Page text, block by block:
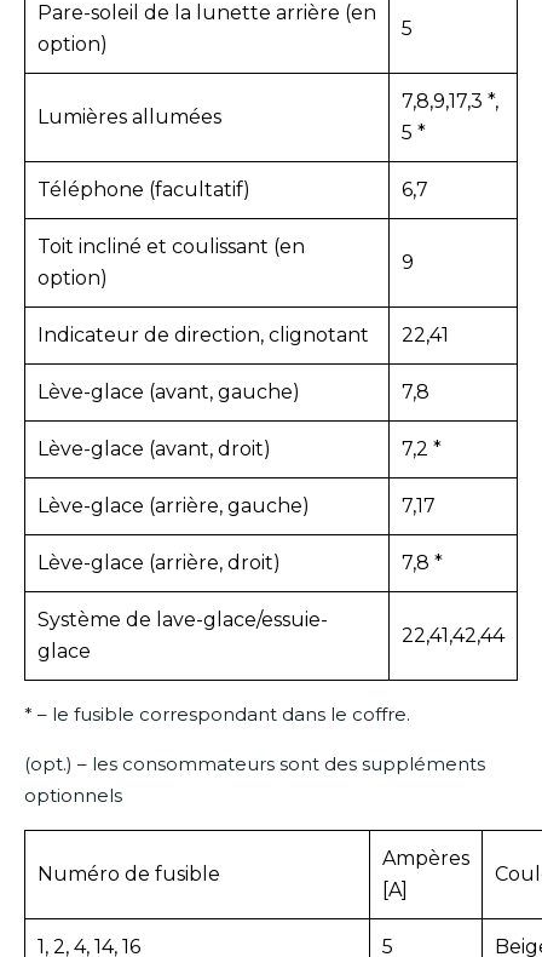
Pare-soleil de la lunette arrière (en
option)
5
Lumières allumées
7,8,9,17,3 *,
5 *
Téléphone (facultatif) 6,7
Toit incliné et coulissant (en
option)
9
Indicateur de direction, clignotant 22,41
Lève-glace (avant, gauche) 7,8
Lève-glace (avant, droit) 7,2 *
Lève-glace (arrière, gauche) 7,17
Lève-glace (arrière, droit) 7,8 *
Système de lave-glace/essuie-
glace
22,41,42,44
* – le fusible correspondant dans le coffre.
(opt.) – les consommateurs sont des suppléments
optionnels
Numéro de fusible
Ampères
[A]
1, 2, 4, 14, 16 5